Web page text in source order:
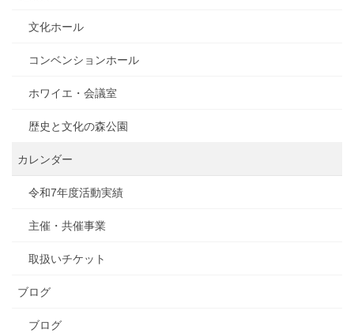
文化ホール
コンベンションホール
ホワイエ・会議室
歴史と文化の森公園
カレンダー
令和7年度活動実績
主催・共催事業
取扱いチケット
ブログ
ブログ